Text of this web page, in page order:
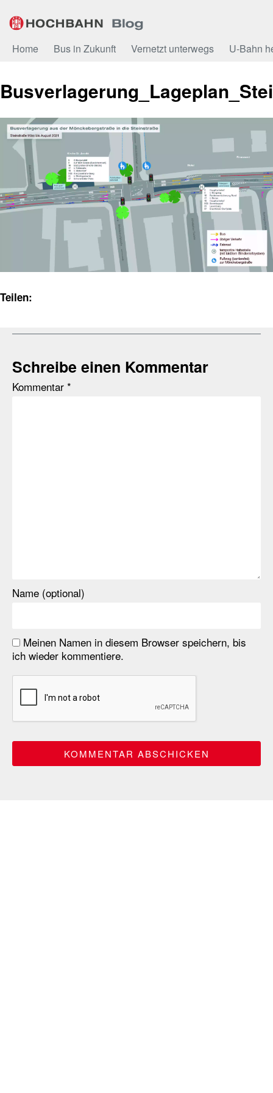
Inhalt
Home Bus in Zukunft Vernetzt unterwegs U-Bahn
Teilen:
Schreibe einen Kommentar
Kommentar *
Name (optional)
Meinen Namen in diesem Browser speichern, bis
ich wieder kommentiere.